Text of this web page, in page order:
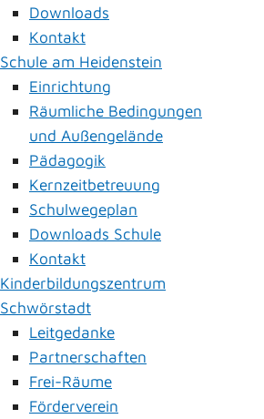
Downloads
Kontakt
Schule am Heidenstein
Einrichtung
Räumliche Bedingungen
und Außengelände
Pädagogik
Kernzeitbetreuung
Schulwegeplan
Downloads Schule
Kontakt
Kinderbildungszentrum
Schwörstadt
Leitgedanke
Partnerschaften
Frei-Räume
Förderverein